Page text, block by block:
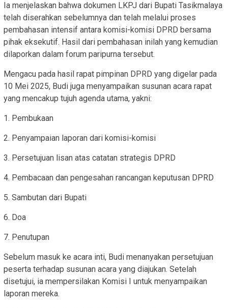
Ia menjelaskan bahwa dokumen LKPJ dari Bupati Tasikmalaya
telah diserahkan sebelumnya dan telah melalui proses
pembahasan intensif antara komisi-komisi DPRD bersama
pihak eksekutif. Hasil dari pembahasan inilah yang kemudian
dilaporkan dalam forum paripurna tersebut.
Mengacu pada hasil rapat pimpinan DPRD yang digelar pada
10 Mei 2025, Budi juga menyampaikan susunan acara rapat
yang mencakup tujuh agenda utama, yakni:
1. Pembukaan
2. Penyampaian laporan dari komisi-komisi
3. Persetujuan lisan atas catatan strategis DPRD
4. Pembacaan dan pengesahan rancangan keputusan DPRD
5. Sambutan dari Bupati
6. Doa
7. Penutupan
Sebelum masuk ke acara inti, Budi menanyakan persetujuan
peserta terhadap susunan acara yang diajukan. Setelah
disetujui, ia mempersilakan Komisi I untuk menyampaikan
laporan mereka.